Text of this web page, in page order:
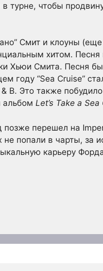
в турне, чтобы
Смит и клоуны
хитом.
Хьюи Смита. Песня
году “Sea Cruise”
B. Это также
альбом Let’s Take a
перешел на
попали в чарты, за
карьеру